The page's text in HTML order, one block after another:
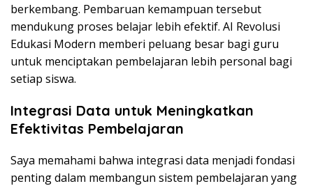
berkembang. Pembaruan kemampuan tersebut
mendukung proses belajar lebih efektif. AI Revolusi
Edukasi Modern memberi peluang besar bagi guru
untuk menciptakan pembelajaran lebih personal bagi
setiap siswa.
Integrasi Data untuk Meningkatkan
Efektivitas Pembelajaran
Saya memahami bahwa integrasi data menjadi fondasi
penting dalam membangun sistem pembelajaran yang